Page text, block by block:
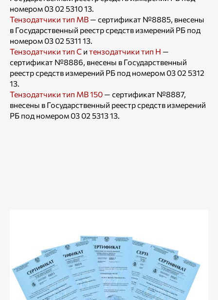
номером 03 02 5310 13.
Тензодатчики тип МВ — сертификат №8885, внесены
в Государственный реестр средств измерений РБ под
номером 03 02 5311 13.
Тензодатчики тип С и тензодатчики тип Н —
сертификат №8886, внесены в Государственный
реестр средств измерений РБ под номером 03 02 5312
13.
Тензодатчики тип МВ 150 — сертификат №8887,
внесены в Государственный реестр средств измерений
РБ под номером 03 02 5313 13.